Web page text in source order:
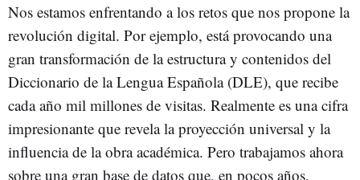
Nos estamos enfrentando a los retos que nos propone la
revolución digital. Por ejemplo, está provocando una
gran transformación de la estructura y contenidos del
Diccionario de la Lengua Española (DLE), que recibe
cada año mil millones de visitas. Realmente es una cifra
impresionante que revela la proyección universal y la
influencia de la obra académica. Pero trabajamos ahora
sobre una gran base de datos que, en pocos años,